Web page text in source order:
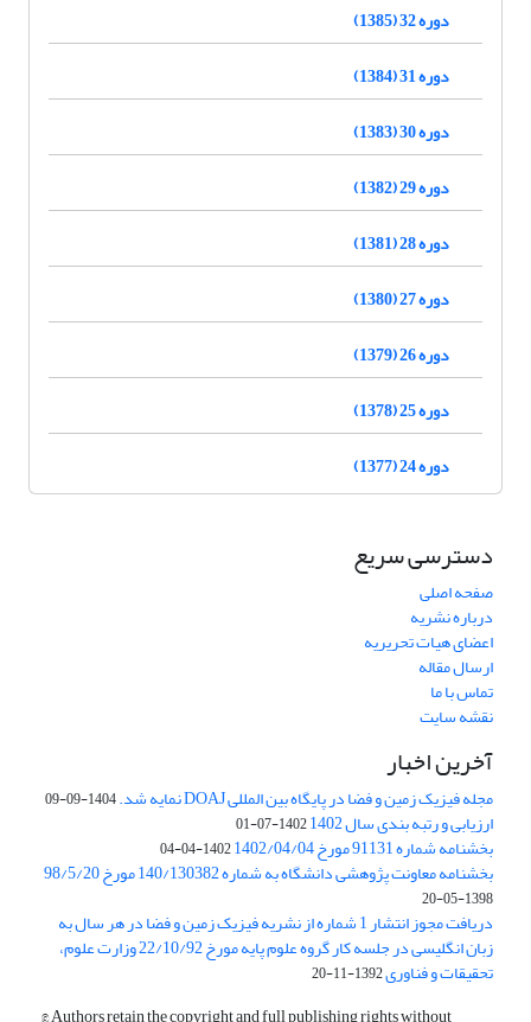
دوره 32 (1385)
دوره 31 (1384)
دوره 30 (1383)
دوره 29 (1382)
دوره 28 (1381)
دوره 27 (1380)
دوره 26 (1379)
دوره 25 (1378)
دوره 24 (1377)
دسترسی سریع
صفحه اصلی
درباره نشریه
اعضای هیات تحریریه
ارسال مقاله
تماس با ما
نقشه سایت
آخرین اخبار
مجله فیزیک زمین و فضا در پایگاه بین المللی DOAJ نمایه شد. 1404-09-09
ارزیابی و رتبه بندی سال 1402 1402-07-01
بخشنامه شماره 91131 مورخ 1402/04/04 1402-04-04
بخشنامه معاونت پژوهشی دانشگاه به شماره 140/130382 مورخ 98/5/20
1398-05-20
دریافت مجوز انتشار 1 شماره از نشریه فیزیک زمین و فضا در هر سال به
زبان انگلیسی در جلسه کار گروه علوم پایه مورخ 22/10/92 وزارت علوم،
تحقیقات و فناوری1392-11-20